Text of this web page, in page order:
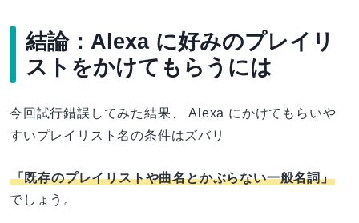
結論：Alexa に好みのプレイリ
ストをかけてもらうには
今回試行錯誤してみた結果、 Alexa にかけてもらいや
すいプレイリスト名の条件はズバリ
「既存のプレイリストや曲名とかぶらない一般名詞」
でしょう。